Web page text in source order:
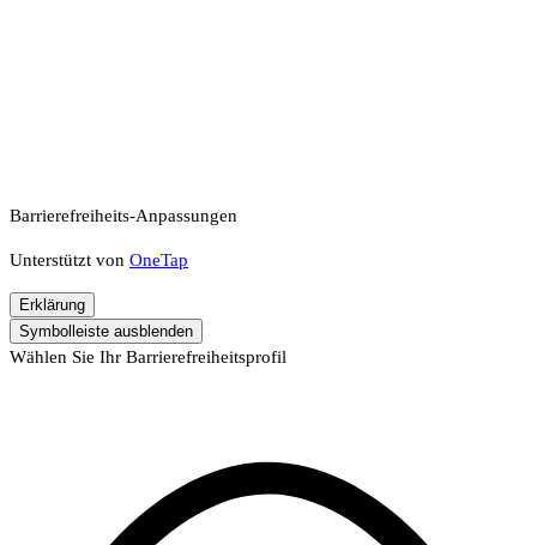
Barrierefreiheits-Anpassungen
Unterstützt von OneTap
Erklärung
Symbolleiste ausblenden
Wählen Sie Ihr Barrierefreiheitsprofil